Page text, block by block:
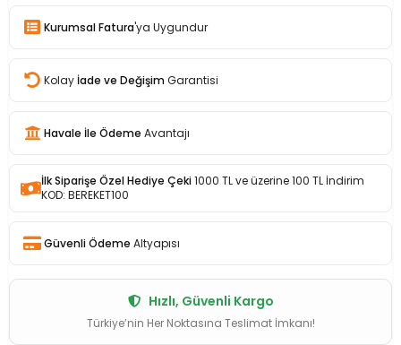
Kurumsal Fatura'ya Uygundur
Kolay İade ve Değişim Garantisi
Havale İle Ödeme Avantajı
İlk Siparişe Özel Hediye Çeki1000 TL ve üzerine 100 TL İndirim
KOD: BEREKET100
Güvenli Ödeme Altyapısı
Hızlı, Güvenli Kargo
Türkiye’nin Her Noktasına Teslimat İmkanı!